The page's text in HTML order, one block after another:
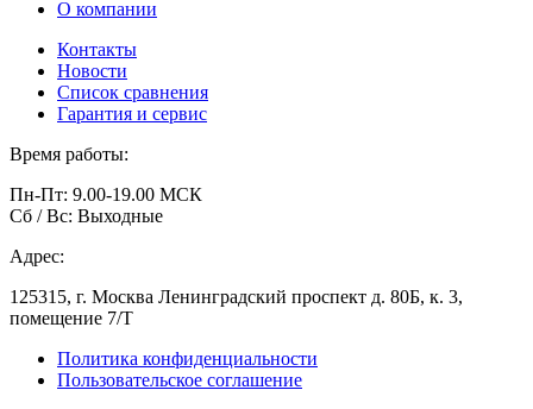
О компании
Контакты
Новости
Список сравнения
Гарантия и сервис
Время работы:
Пн-Пт: 9.00-19.00 МСК
Сб / Вс: Выходные
Адрес:
125315, г. Москва Ленинградский проспект д. 80Б, к. 3,
помещение 7/Т
Политика конфиденциальности
Пользовательское соглашение